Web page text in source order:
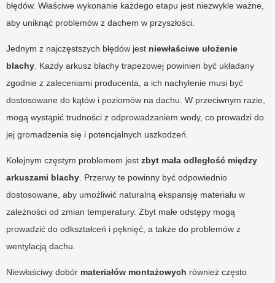
błędów. Właściwe wykonanie każdego etapu jest niezwykle ważne,
aby uniknąć problemów z dachem w przyszłości.
Jednym z najczęstszych błędów jest niewłaściwe ułożenie
blachy . Każdy arkusz blachy trapezowej powinien być układany
zgodnie z zaleceniami producenta, a ich nachylenie musi być
dostosowane do kątów i poziomów na dachu. W przeciwnym razie,
mogą wystąpić trudności z odprowadzaniem wody, co prowadzi do
jej gromadzenia się i potencjalnych uszkodzeń.
Kolejnym częstym problemem jest zbyt mała odległość między
arkuszami blachy . Przerwy te powinny być odpowiednio
dostosowane, aby umożliwić naturalną ekspansję materiału w
zależności od zmian temperatury. Zbyt małe odstępy mogą
prowadzić do odkształceń i pęknięć, a także do problemów z
wentylacją dachu.
Niewłaściwy dobór materiałów montażowych również często